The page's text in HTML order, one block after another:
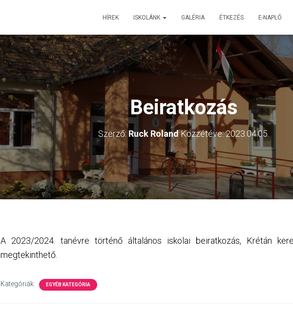
HÍREK ISKOLÁNK GALÉRIA ÉTKEZÉS E-NAPLÓ
Beiratkozás
Szerző: Ruck RolandKözzétéve:2023.04.05.
A 2023/2024. tanévre történő általános iskolai beiratkozás, Krétán
megtekinthető.
Kategóriák: EGYÉB KATEGÓRIA